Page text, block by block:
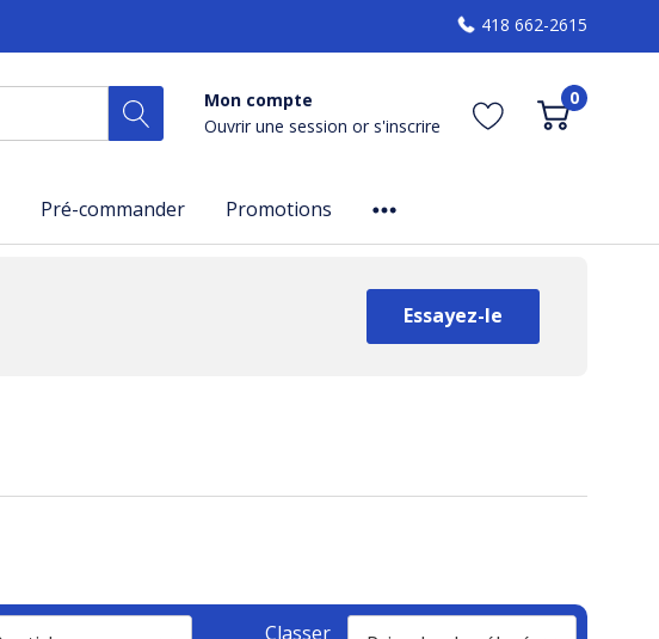
418 662-2615
Mon compte
Ouvrir une session or s'inscrire
0
Pré-commander Promotions
Essayez-le
Classer